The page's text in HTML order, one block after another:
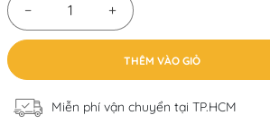
− +
THÊM VÀO GIỎ
Miễn phí vận chuyển tại TP.HCM